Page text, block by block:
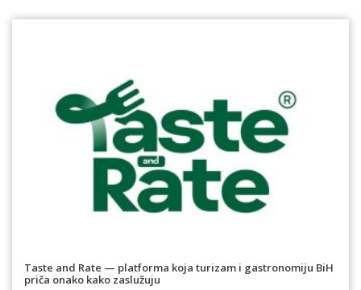
Taste and Rate — platforma koja turizam i gastronomiju BiH
priča onako kako zaslužuju